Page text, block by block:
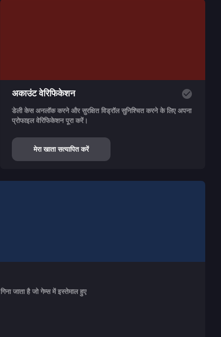
अकाउंट वेरिफिकेशन
डेली केस अनलॉक करने और सुरक्षित विड्रॉल सुनिश्चित करने के लिए अपना
प्रोफाइल वेरिफिकेशन पूरा करें।
मेरा खाता सत्यापित करें
जाता है जो गेम्स में इस्तेमाल हुए